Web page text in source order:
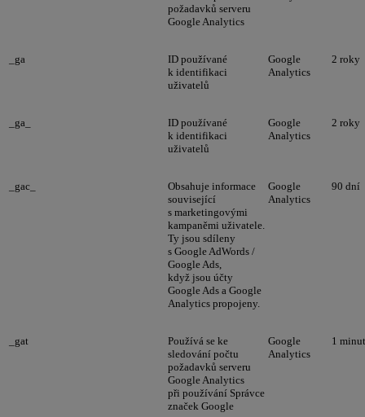
požadavků serveru
Google Analytics
_ga
ID používané
k identifikaci
uživatelů
Google
Analytics
2 roky
_ga_
ID používané
k identifikaci
uživatelů
Google
Analytics
2 roky
_gac_
Obsahuje informace
související
s marketingovými
kampaněmi uživatele.
Ty jsou sdíleny
s Google AdWords /
Google Ads,
když jsou účty
Google Ads a Google
Analytics propojeny.
Google
Analytics
90 dní
_gat
Používá se ke
sledování počtu
požadavků serveru
Google Analytics
při používání Správce
značek Google
Google
Analytics
1